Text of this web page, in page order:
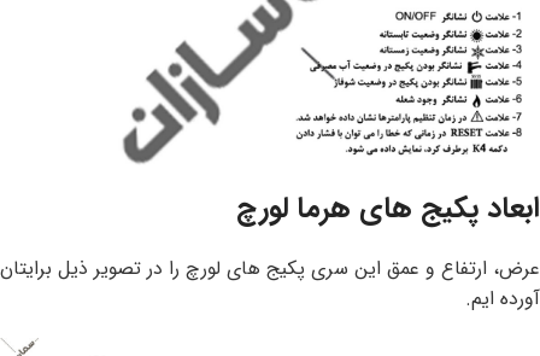
ابعاد پکیج های هرما لورچ
عرض، ارتفاع و عمق این سری پکیج های لورچ را در تصویر ذیل برایتان
آورده ایم.